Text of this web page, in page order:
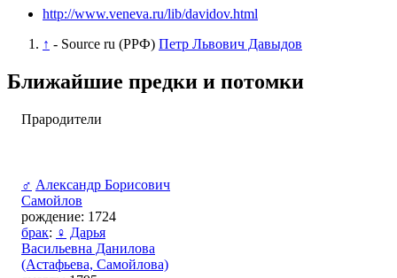
http://www.veneva.ru/lib/davidov.html
↑ - Source ru (РРФ) Петр Львович Давыдов
Ближайшие предки и потомки
Прародители
♂ Александр Борисович
Самойлов
рождение: 1724
брак: ♀ Дарья
Васильевна Данилова
(Астафьева, Самойлова)